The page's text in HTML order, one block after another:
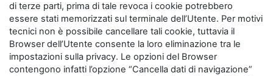
di terze parti, prima di tale revoca i cookie potrebbero
essere stati memorizzati sul terminale dell’Utente. Per motivi
tecnici non è possibile cancellare tali cookie, tuttavia il
Browser dell’Utente consente la loro eliminazione tra le
impostazioni sulla privacy. Le opzioni del Browser
contengono infatti l’opzione “Cancella dati di navigazione”